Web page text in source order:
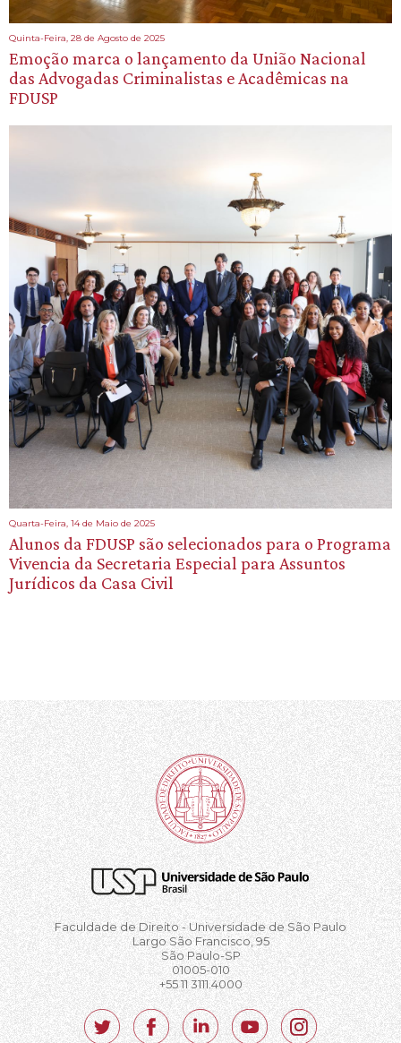
Quinta-Feira, 28 de Agosto de 2025
Emoção marca o lançamento da União Nacional
das Advogadas Criminalistas e Acadêmicas na
FDUSP
Quarta-Feira, 14 de Maio de 2025
Alunos da FDUSP são selecionados para o Programa
Vivencia da Secretaria Especial para Assuntos
Jurídicos da Casa Civil
Faculdade de Direito - Universidade de São Paulo
Largo São Francisco, 95
São Paulo-SP
01005-010
+55 11 3111.4000